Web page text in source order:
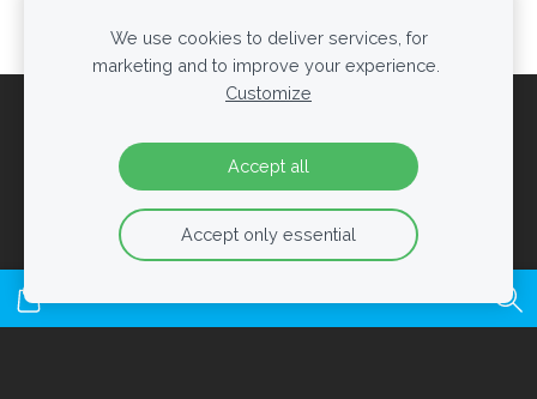
Created with
- the world's easiest to use website
builder.
We use cookies to deliver services, for
marketing and to improve your experience.
Customize
Accept all
Accept only essential